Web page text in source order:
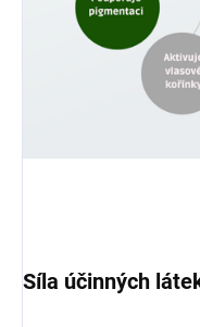
Síla účinných